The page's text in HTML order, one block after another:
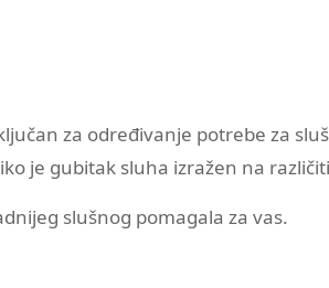
za određivanje potrebe za
je gubitak sluha izražen na
slušnog pomagala za vas.